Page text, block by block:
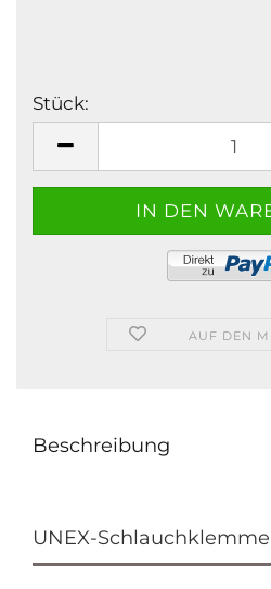
Stück:
AUF DEN
Beschreibung
UNEX-